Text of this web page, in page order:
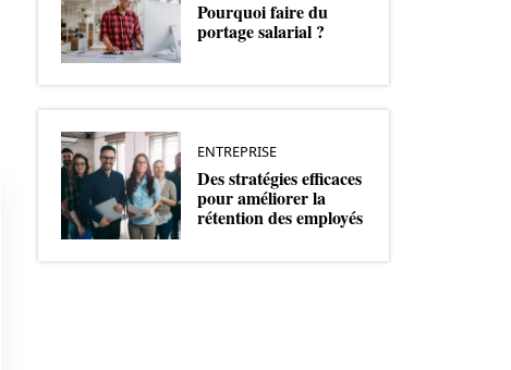
Pourquoi faire du
portage salarial ?
ENTREPRISE
Des stratégies efficaces
pour améliorer la
rétention des employés